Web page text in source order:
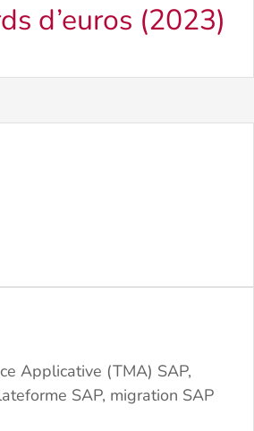
d’euros (2023)
Applicative (TMA) SAP,
SAP, migration SAP